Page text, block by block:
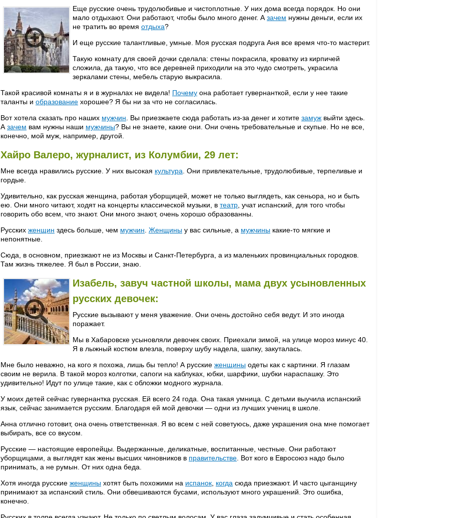
Еще русские очень трудолюбивые и чистоплотные. У них дома всегда порядок. Но они
мало отдыхают. Они работают, чтобы было много денег. А зачем нужны деньги, если их
не тратить во время отдыха?
И еще русские талантливые, умные. Моя русская подруга Аня все время что-то мастерит.
Такую комнату для своей дочки сделала: стены покрасила, кроватку из кирпичей
сложила, да такую, что все деревней приходили на это чудо смотреть, украсила
зеркалами стены, мебель старую выкрасила.
Такой красивой комнаты я и в журналах не видела! Почему она работает гувернанткой, если у нее такие
таланты и образование хорошее? Я бы ни за что не согласилась.
Вот хотела сказать про наших мужчин . Вы приезжаете сюда работать из-за денег и хотите замуж выйти здесь.
А зачем вам нужны наши мужчины? Вы не знаете, какие они. Они очень требовательные и скупые. Но не все,
конечно, мой муж, например, другой.
Хайро Валеро, журналист, из Колумбии, 29 лет:
Мне всегда нравились русские. У них высокая культура . Они привлекательные, трудолюбивые, терпеливые и
гордые.
Удивительно, как русская женщина, работая уборщицей, может не только выглядеть, как сеньора, но и быть
ею. Они много читают, ходят на концерты классической музыки, в театр , учат испанский, для того чтобы
говорить обо всем, что знают. Они много знают, очень хорошо образованны.
Русских женщин здесь больше, чем мужчин Женщины у вас сильные, а мужчины какие-то мягкие и
непонятные.
Сюда, в основном, приезжают не из Москвы и Санкт-Петербурга, а из маленьких провинциальных городков.
Там жизнь тяжелее. Я был в России, знаю.
Изабель, завуч частной школы, мама двух усыновленных
русских девочек:
Русские вызывают у меня уважение. Они очень достойно себя ведут. И это иногда
поражает.
Мы в Хабаровске усыновляли девочек своих. Приехали зимой, на улице мороз минус 40.
Я в лыжный костюм влезла, поверху шубу надела, шапку, закуталась.
Мне было неважно, на кого я похожа, лишь бы тепло! А русские женщины одеты как с картинки. Я глазам
своим не верила. В такой мороз колготки, сапоги на каблуках, юбки, шарфики, шубки нараспашку. Это
удивительно! Идут по улице такие, как с обложки модного журнала.
У моих детей сейчас гувернантка русская. Ей всего 24 года. Она такая умница. С детьми выучила испанский
язык, сейчас занимается русским. Благодаря ей мой девочки — одни из лучших учениц в школе.
Анна отлично готовит, она очень ответственная. Я во всем с ней советуюсь, даже украшения она мне помогает
выбирать, все со вкусом.
Русские — настоящие европейцы. Выдержанные, деликатные, воспитанные, честные. Они работают
уборщицами, а выглядят как жены высших чиновников в правительстве . Вот кого в Евросоюз надо было
принимать, а не румын. От них одна беда.
Хотя иногда русские женщины хотят быть похожими на испанок когда сюда приезжают. И часто цыганщину
принимают за испанский стиль. Они обвешиваются бусами, используют много украшений. Это ошибка,
конечно.